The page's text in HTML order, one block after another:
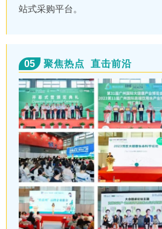
站式采购平台。
05 聚焦热点 直击前沿